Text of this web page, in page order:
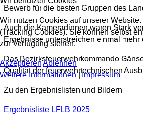
Bewerb für die besten Gruppen des
Auch die Kameradinnen waren Stark
Ergebnisse unterstreichen einmal
Das Bezirksfeuerwehrkommando
Qualität der feuerwehrtechnischen
Zu den Ergebnislisten und Bildern
Ergebnisliste LFLB 2025
Wir nutzen Cookies auf unserer
(Tracking Cookies). Sie können selbst
zur Verfügung stehen.
AkzeptierenAblehnen
Weitere Informationen|Impressum